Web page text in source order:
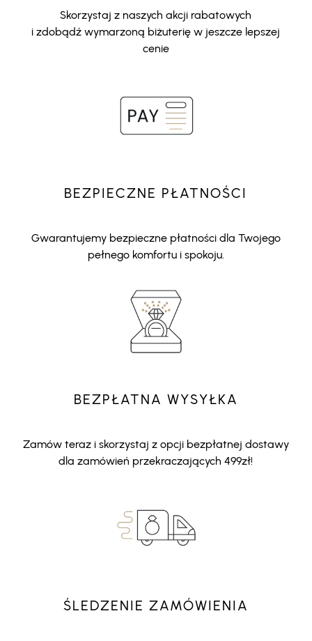
Skorzystaj z naszych akcji rabatowych
i zdobądź wymarzoną biżuterię w jeszcze lepszej
cenie
BEZPIECZNE PŁATNOŚCI
Gwarantujemy bezpieczne płatności dla Twojego
pełnego komfortu i spokoju.
BEZPŁATNA WYSYŁKA
Zamów teraz i skorzystaj z opcji bezpłatnej dostawy
dla zamówień przekraczających 499zł!
ŚLEDZENIE ZAMÓWIENIA